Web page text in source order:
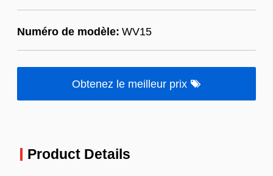
Numéro de modèle: WV15
Obtenez le meilleur prix
Product Details